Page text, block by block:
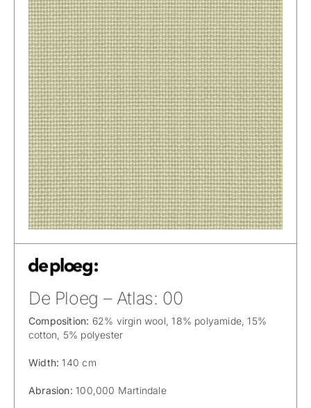
De Ploeg – Atlas: 00
Composition: 62% virgin wool, 18% polyamide, 15%
cotton, 5% polyester
Width: 140 cm
Abrasion: 100,000 Martindale